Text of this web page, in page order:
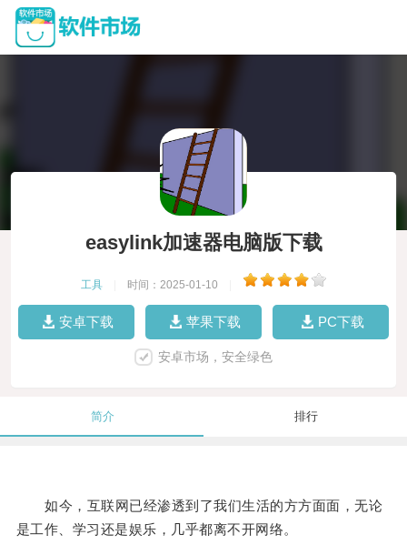
easylink加速器电脑版下载
工具 时间：2025-01-10
安卓下载 苹果下载 PC下载
安卓市场，安全绿色
简介 排行
如今，互联网已经渗透到了我们生活的方方面面，无论
是工作、学习还是娱乐，几乎都离不开网络。